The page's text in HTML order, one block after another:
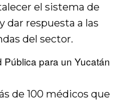
el sistema de
dar respuesta a las
del sector.
para un Yucatán
de 100 médicos que